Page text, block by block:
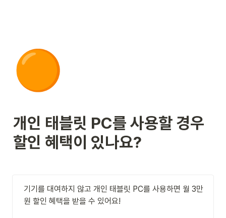
🟠
개인 태블릿 PC를 사용할 경우
할인 혜택이 있나요?
기기를 대여하지 않고 개인 태블릿 PC를 사용하면 월 3만
원 할인 혜택을 받을 수 있어요!